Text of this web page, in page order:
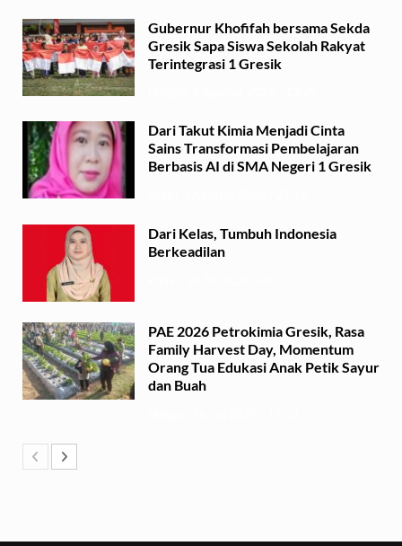
Gubernur Khofifah bersama Sekda
Gresik Sapa Siswa Sekolah Rakyat
Terintegrasi 1 Gresik
Dari Takut Kimia Menjadi Cinta
Sains Transformasi Pembelajaran
Berbasis AI di SMA Negeri 1 Gresik
Dari Kelas, Tumbuh Indonesia
Berkeadilan
PAE 2026 Petrokimia Gresik, Rasa
Family Harvest Day, Momentum
Orang Tua Edukasi Anak Petik Sayur
dan Buah